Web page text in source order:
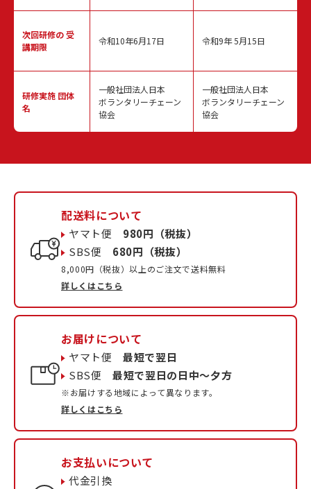
次回研修の受
講期限
研修実施 団体
名
令和10年6月17日
一般社団法人日本
ボランタリーチェーン
協会
令和9年 5月15日
一般社団法人日本
ボランタリーチェーン
協会
配送料について
ヤマト便 980円（税抜）
SBS便 680円（税抜）
8,000円（税抜）以上のご注文で送料無料
詳しくはこちら
お届けについて
ヤマト便最短で翌日
SBS便最短で翌日の日中〜夕方
※お届けする地域によって異なります。
詳しくはこちら
お支払いについて
代金引換